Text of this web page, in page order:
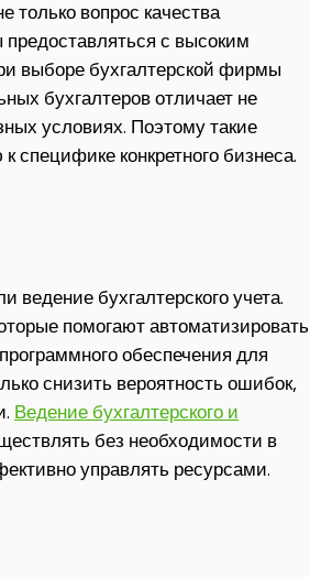
только вопрос качества
с высоким
выборе бухгалтерской фирмы
бухгалтеров отличает не
условиях. Поэтому такие
специфике конкретного бизнеса.
ведение бухгалтерского учета.
помогают автоматизировать
обеспечения для
снизить вероятность ошибок,
Ведение бухгалтерского и
без необходимости в
управлять ресурсами.